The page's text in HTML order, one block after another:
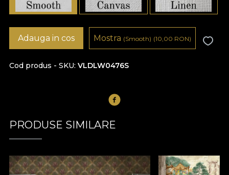
Cod produs - SKU VLDLW0476S
Adauga in cos Mostra (Smooth) (10,00 RON)
PRODUSE SIMILARE